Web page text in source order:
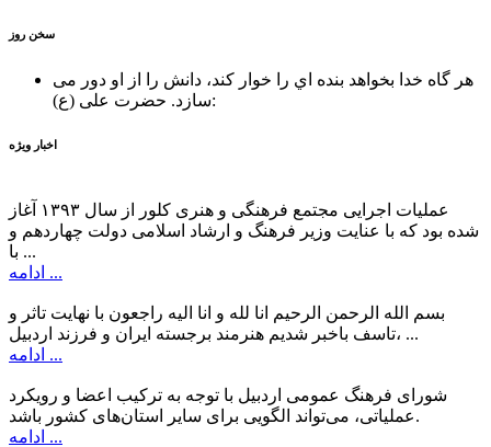
سخن روز
هر گاه خدا بخواهد بنده اي را خوار كند، دانش را از او دور می
سازد.حضرت علی (ع):
اخبار ویژه
عملیات اجرایی مجتمع فرهنگی و هنری کلور از سال ۱۳۹۳ آغاز
شده بود که با عنایت وزیر فرهنگ و ارشاد اسلامی دولت چهاردهم و
با ...
ادامه ...
بسم الله الرحمن الرحیم انا لله و انا الیه راجعون با نهایت تاثر و
تاسف باخبر شدیم هنرمند برجسته ایران و فرزند اردبیل، ...
ادامه ...
شورای فرهنگ عمومی اردبیل با توجه به ترکیب اعضا و رویکرد
عملیاتی، می‌تواند الگویی برای سایر استان‌های کشور باشد.
ادامه ...